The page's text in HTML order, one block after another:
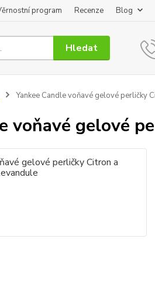
program Recenze Blog
Hledat
Yankee Candle voňavé gelové perličky
voňavé gelové